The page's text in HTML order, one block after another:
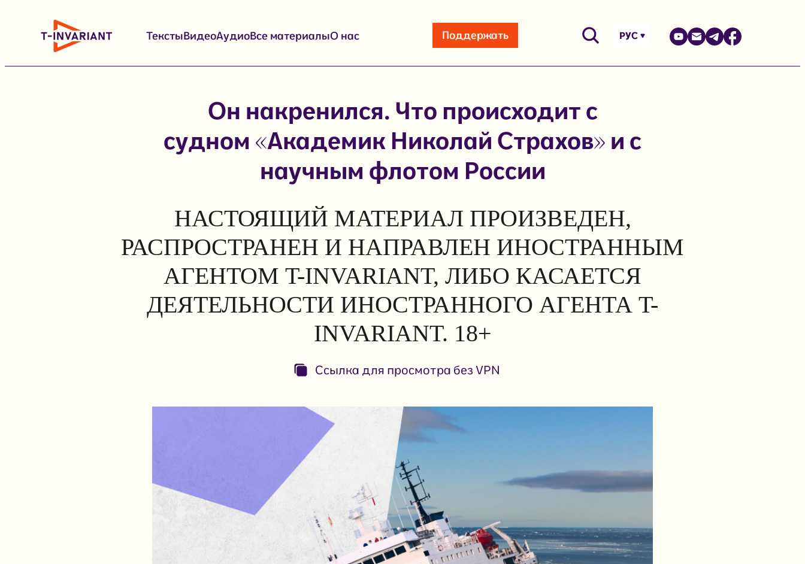
содержимому
ТекстыВидеоАудиоВсе материалыО нас Поддержать РУС
Он накренился. Что происходит с
судном «Академик Николай Страхов» и с
научным флотом России
НАСТОЯЩИЙ МАТЕРИАЛ ПРОИЗВЕДЕН,
РАСПРОСТРАНЕН И НАПРАВЛЕН ИНОСТРАННЫМ
АГЕНТОМ T-INVARIANT, ЛИБО КАСАЕТСЯ
ДЕЯТЕЛЬНОСТИ ИНОСТРАННОГО АГЕНТА T-
INVARIANT. 18+
Ссылка для просмотра без VPN